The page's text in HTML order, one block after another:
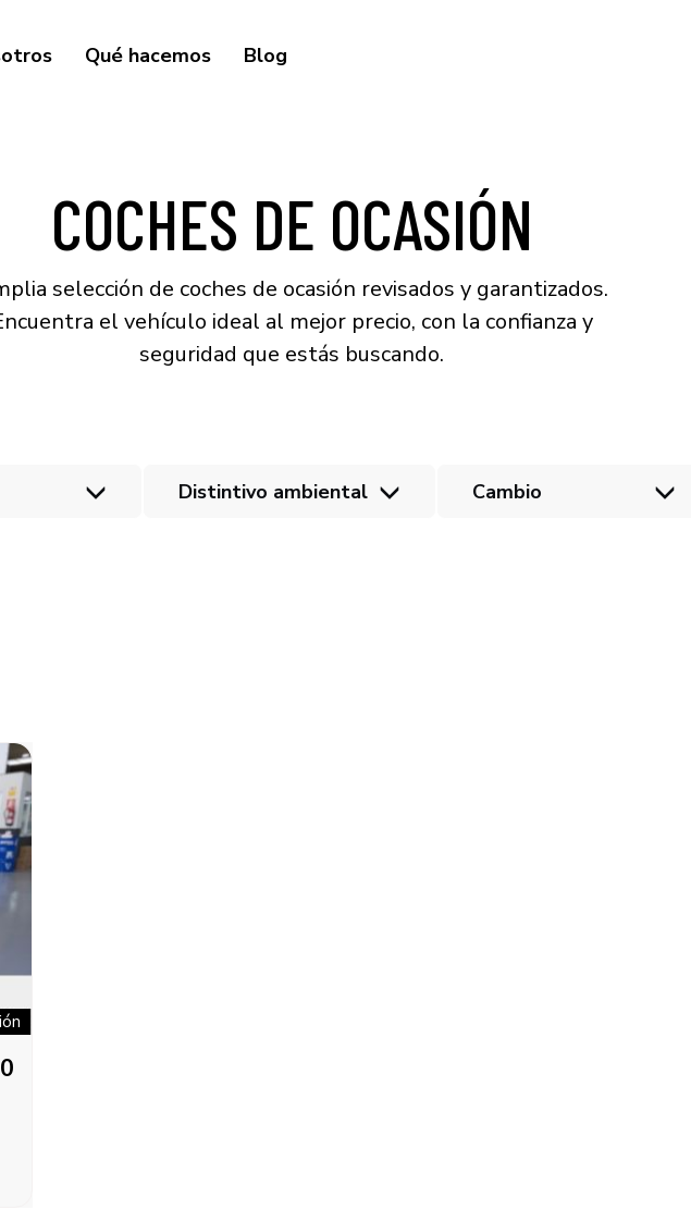
Qué hacemos Blog
COCHES DE OCASIÓN
selección de coches de ocasión revisados y garantizados.
el vehículo ideal al mejor precio, con la confianza y
seguridad que estás buscando.
Distintivo ambiental Cambio